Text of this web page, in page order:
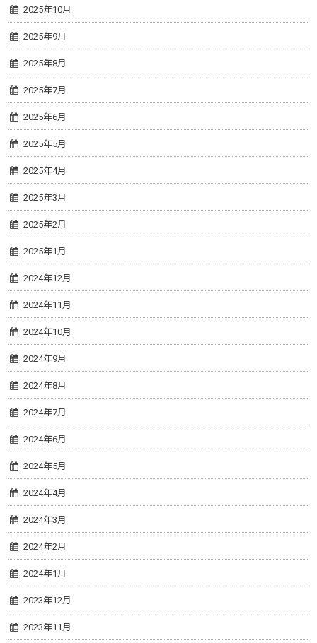
2025年10月
2025年9月
2025年8月
2025年7月
2025年6月
2025年5月
2025年4月
2025年3月
2025年2月
2025年1月
2024年12月
2024年11月
2024年10月
2024年9月
2024年8月
2024年7月
2024年6月
2024年5月
2024年4月
2024年3月
2024年2月
2024年1月
2023年12月
2023年11月